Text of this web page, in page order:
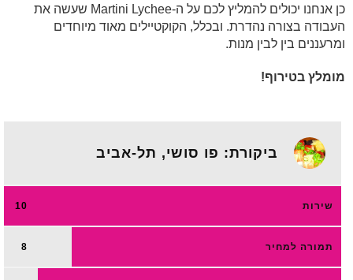
כן אנחנו יכולים להמליץ לכם על ה-Martini Lychee שעשה את
העבודה בצורה נהדרת. ובכלל, הקוקטיילים מאוד מיוחדים
ומרעננים בין לבין מנות.
מומלץ בטירוף!
ביקורת: פו סושי, תל-אביב
שירות 10
תמורה למחיר 8